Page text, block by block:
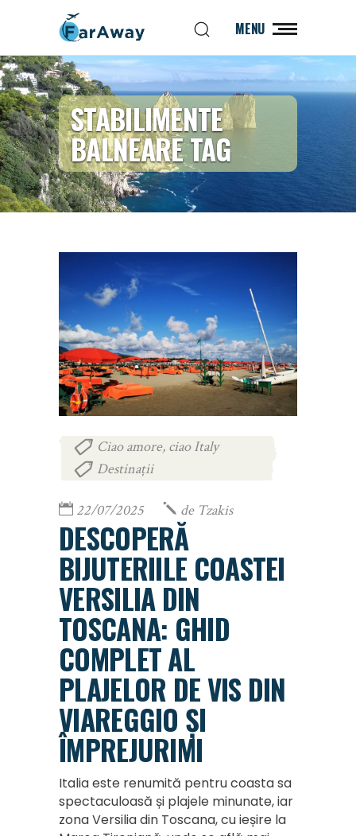
MENU
STABILIMENTE
BALNEARE TAG
Ciao amore, ciao Italy
Destinații
22/07/2025 de Tzakis
DESCOPERĂ
BIJUTERIILE COASTEI
VERSILIA DIN
TOSCANA: GHID
COMPLET AL
PLAJELOR DE VIS DIN
VIAREGGIO ȘI
ÎMPREJURIMI
Italia este renumită pentru coasta sa
spectaculoasă și plajele minunate, iar
zona Versilia din Toscana, cu ieșire la